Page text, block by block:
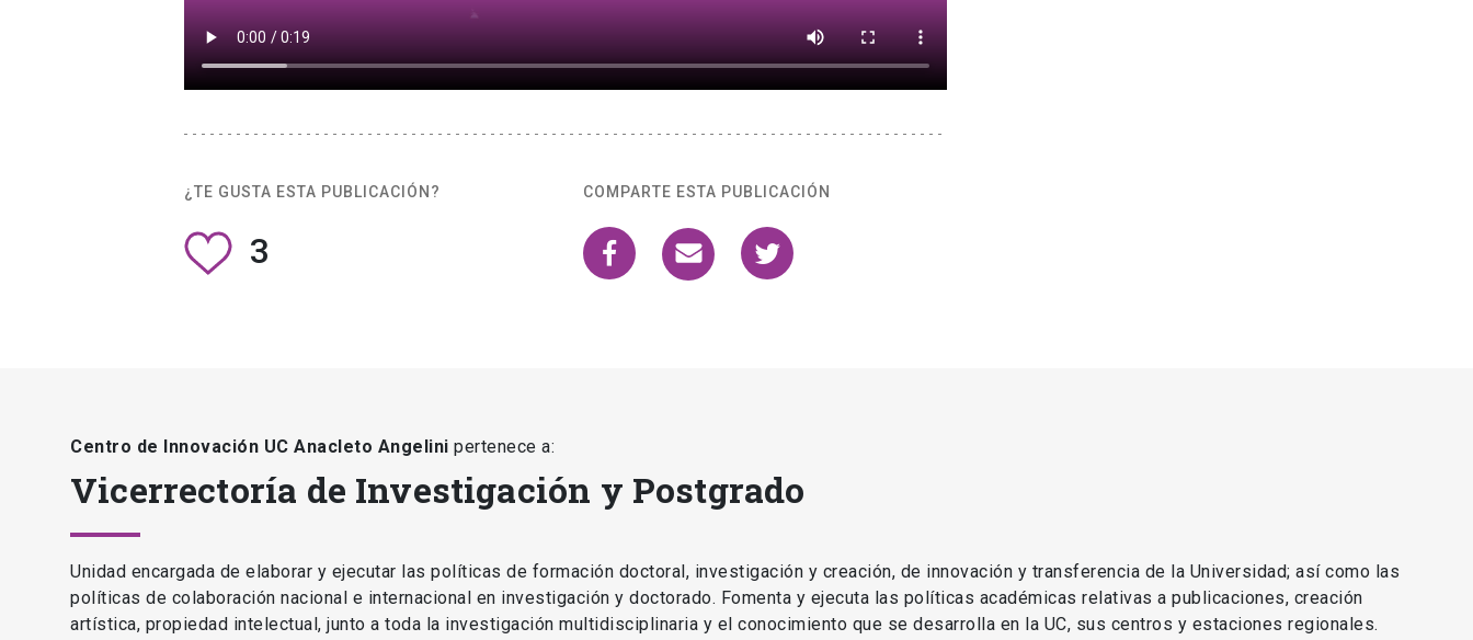
¿TE GUSTA ESTA PUBLICACIÓN?
3
COMPARTE ESTA PUBLICACIÓN
Centro de Innovación UC Anacleto Angelini pertenece a:
Vicerrectoría de Investigación y Postgrado
Unidad encargada de elaborar y ejecutar las políticas de formación doctoral, investigación y creación, de innovación y transferencia de la Universidad; así como las
políticas de colaboración nacional e internacional en investigación y doctorado. Fomenta y ejecuta las políticas académicas relativas a publicaciones, creación
artística, propiedad intelectual, junto a toda la investigación multidisciplinaria y el conocimiento que se desarrolla en la UC, sus centros y estaciones regionales.